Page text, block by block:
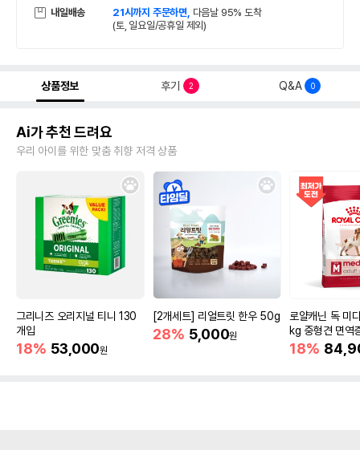
내일배송 21시까지 주문하면, 다음날 95% 도착
(토, 일요일/공휴일 제외)
상품정보 후기 2 Q&A 0
Ai가 추천 드려요
우리 아이를 위한 맞춤 취향 저격 상품
그리니즈 오리지널 티니 130
개입
18% 53,000원
[2개세트] 리얼트릿 한우 50g
28% 5,000원
로얄캐닌 독 미
kg 중형견 면역
18%